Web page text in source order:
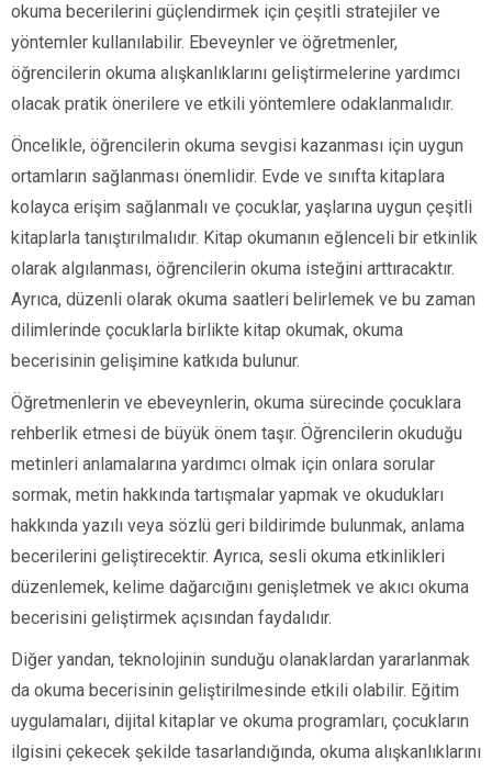
okuma becerilerini güçlendirmek için çeşitli stratejiler ve
yöntemler kullanılabilir. Ebeveynler ve öğretmenler,
öğrencilerin okuma alışkanlıklarını geliştirmelerine yardımcı
olacak pratik önerilere ve etkili yöntemlere odaklanmalıdır.
Öncelikle, öğrencilerin okuma sevgisi kazanması için uygun
ortamların sağlanması önemlidir. Evde ve sınıfta kitaplara
kolayca erişim sağlanmalı ve çocuklar, yaşlarına uygun çeşitli
kitaplarla tanıştırılmalıdır. Kitap okumanın eğlenceli bir etkinlik
olarak algılanması, öğrencilerin okuma isteğini arttıracaktır.
Ayrıca, düzenli olarak okuma saatleri belirlemek ve bu zaman
dilimlerinde çocuklarla birlikte kitap okumak, okuma
becerisinin gelişimine katkıda bulunur.
Öğretmenlerin ve ebeveynlerin, okuma sürecinde çocuklara
rehberlik etmesi de büyük önem taşır. Öğrencilerin okuduğu
metinleri anlamalarına yardımcı olmak için onlara sorular
sormak, metin hakkında tartışmalar yapmak ve okudukları
hakkında yazılı veya sözlü geri bildirimde bulunmak, anlama
becerilerini geliştirecektir. Ayrıca, sesli okuma etkinlikleri
düzenlemek, kelime dağarcığını genişletmek ve akıcı okuma
becerisini geliştirmek açısından faydalıdır.
Diğer yandan, teknolojinin sunduğu olanaklardan yararlanmak
da okuma becerisinin geliştirilmesinde etkili olabilir. Eğitim
uygulamaları, dijital kitaplar ve okuma programları, çocukların
ilgisini çekecek şekilde tasarlandığında, okuma alışkanlıklarını